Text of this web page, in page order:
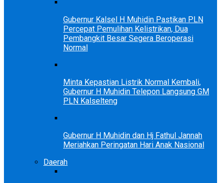
Gubernur Kalsel H Muhidin Pastikan PLN
Percepat Pemulihan Kelistrikan, Dua
Pembangkit Besar Segera Beroperasi
Normal
Minta Kepastian Listrik Normal Kembali,
Gubernur H Muhidin Telepon Langsung GM
PLN Kalselteng
Gubernur H Muhidin dan Hj Fathul Jannah
Meriahkan Peringatan Hari Anak Nasional
Daerah